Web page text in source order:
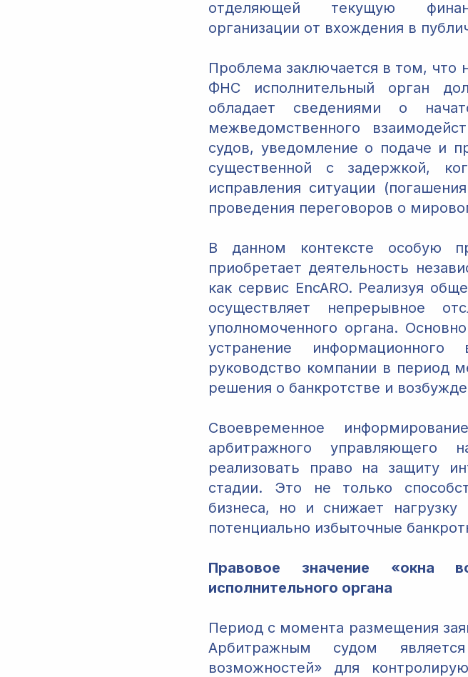
отделяющей текущую
организации от вхождения в
Проблема заключается в том, что
ФНС исполнительный орган
обладает сведениями о
межведомственного
судов, уведомление о подаче и
существенной с задержкой,
исправления ситуации
проведения переговоров о
В данном контексте особую
приобретает деятельность
как сервис EncARO. Реализуя
осуществляет непрерывное
уполномоченного органа.
устранение
руководство компании в период
решения о банкротстве и
Своевременное
арбитражного
реализовать право на защиту
стадии. Это не только
бизнеса, но и снижает
потенциально избыточные
Правовое значение «окна
исполнительного органа
Период с момента размещения
Арбитражным судом
возможностей» для